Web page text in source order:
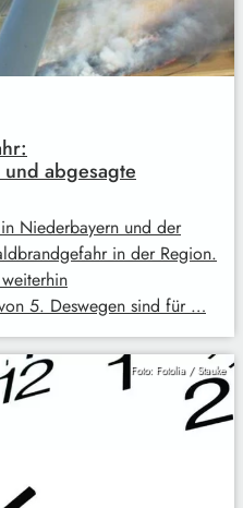
abgesagte
Niederbayern und der
in der Region.
5. Deswegen sind für …
Foto: Fotolia / Stauke